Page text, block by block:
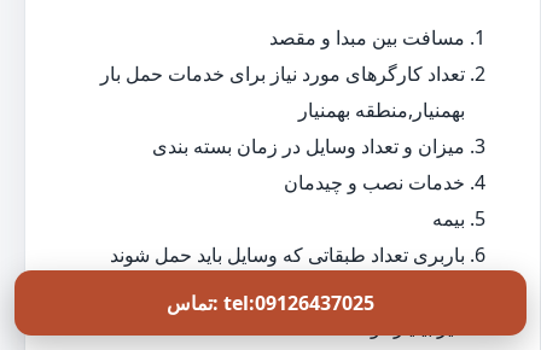
مسافت بین مبدا و مقصد
تعداد کارگرهای مورد نیاز برای خدمات حمل بار
بهمنیار,منطقه بهمنیار
میزان و تعداد وسایل در زمان بسته بندی
خدمات نصب و چیدمان
بیمه
باربری تعداد طبقاتی که وسایل باید حمل شوند
میزان و تعداد وسایل سنگین مثل گاو صندوق، پیانو،
تماس: tel:09126437025